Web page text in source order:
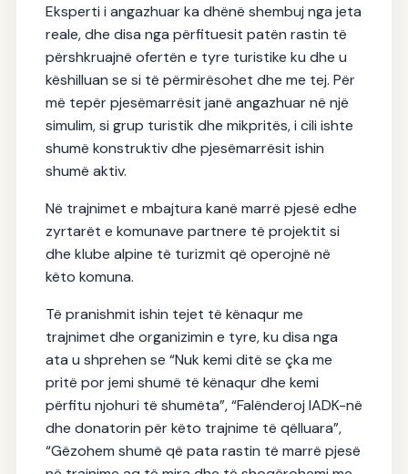
Eksperti i angazhuar ka dhënë shembuj nga jeta
reale, dhe disa nga përfituesit patën rastin të
përshkruajnë ofertën e tyre turistike ku dhe u
këshilluan se si të përmirësohet dhe me tej. Për
më tepër pjesëmarrësit janë angazhuar në një
simulim, si grup turistik dhe mikpritës, i cili ishte
shumë konstruktiv dhe pjesëmarrësit ishin
shumë aktiv.
Në trajnimet e mbajtura kanë marrë pjesë edhe
zyrtarët e komunave partnere të projektit si
dhe klube alpine të turizmit që operojnë në
këto komuna.
Të pranishmit ishin tejet të kënaqur me
trajnimet dhe organizimin e tyre, ku disa nga
ata u shprehen se “Nuk kemi ditë se çka me
pritë por jemi shumë të kënaqur dhe kemi
përfitu njohuri të shumëta”, “Falënderoj IADK-në
dhe donatorin për këto trajnime të qëlluara”,
“Gëzohem shumë që pata rastin të marrë pjesë